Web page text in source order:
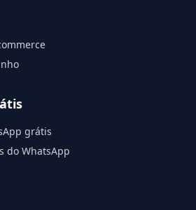
grátis
do WhatsApp